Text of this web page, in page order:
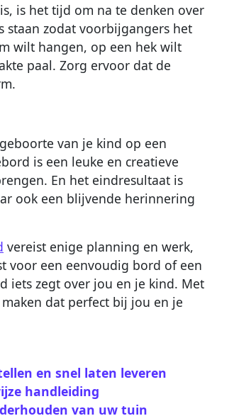
is het tijd om na te denken over
staan zodat voorbijgangers het
wilt hangen, op een hek wilt
paal. Zorg ervoor dat de
van je kind op een
is een leuke en creatieve
En het eindresultaat is
ook een blijvende herinnering
vereist enige planning en werk,
voor een eenvoudig bord of een
iets zegt over jou en je kind. Met
dat perfect bij jou en je
en snel laten leveren
handleiding
van uw tuin